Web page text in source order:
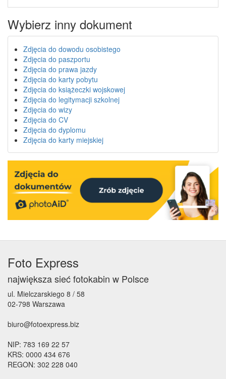
Wybierz inny dokument
Zdjęcia do dowodu osobistego
Zdjęcia do paszportu
Zdjęcia do prawa jazdy
Zdjęcia do karty pobytu
Zdjęcia do książeczki wojskowej
Zdjęcia do legitymacji szkolnej
Zdjęcia do wizy
Zdjęcia do CV
Zdjęcia do dyplomu
Zdjęcia do karty miejskiej
Foto Express
największa sieć fotokabin w Polsce
ul. Mielczarskiego 8 / 58
02-798 Warszawa
biuro@fotoexpress.biz
NIP: 783 169 22 57
KRS: 0000 434 676
REGON: 302 228 040